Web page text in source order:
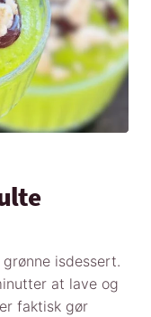
isdessert.
at lave og
faktisk gør